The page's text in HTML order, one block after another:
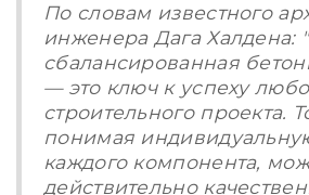
По словам известного
инженера Дага Халдена:
сбалансированная
— это ключ к успеху
строительного проекта.
понимая
каждого компонента,
действительно